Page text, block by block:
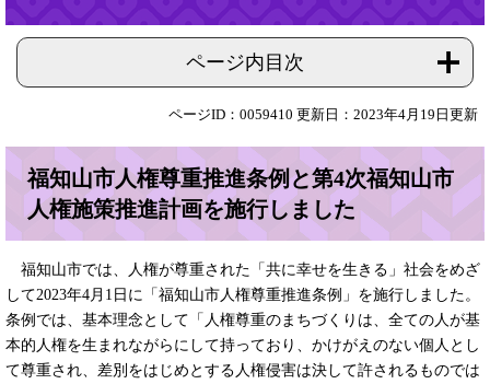
ページ内目次
ページID：0059410 更新日：2023年4月19日更新
福知山市人権尊重推進条例と第4次福知山市
人権施策推進計画を施行しました
福知山市では、人権が尊重された「共に幸せを生きる」社会をめざ
して2023年4月1日に「福知山市人権尊重推進条例」を施行しました。
条例では、基本理念として「人権尊重のまちづくりは、全ての人が基
本的人権を生まれながらにして持っており、かけがえのない個人とし
て尊重され、差別をはじめとする人権侵害は決して許されるものでは